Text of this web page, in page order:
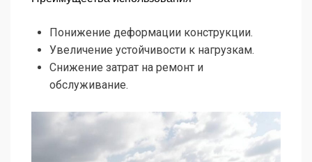
Понижение деформации конструкции.
Увеличение устойчивости к нагрузкам.
Снижение затрат на ремонт и
обслуживание.